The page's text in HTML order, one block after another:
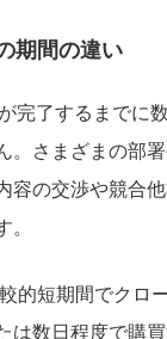
期間の違い
完了するまでに
。さまざまの部
容の交渉や競合
。
的短期間でクロ
は数日程度で購